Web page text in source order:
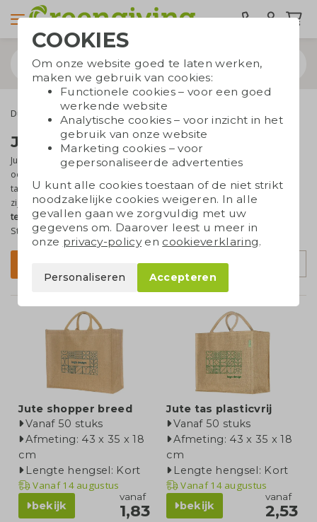
Duurzame tassen Draagtassen Jute tassen
Jute tassen bedrukken
Jute tassen zijn alleskunners. Ze zijnstevig,duurzaamen hebben
ook nog eens een mooie,
tassen zijn gemaakt van plantaardige vezels die tot sterke draden
zijn gesponnen. Ze kunnen wordenbedrukt met je logo of
tekst voor een leuk en effectief relatiegeschenk. Heb je vragen?
Stel ze gerust, onze productspecialist helpt je graag!
Sorteer op
Jute shopper breed
Vanaf 50 stuks
Afmeting: 43 x 35 x 18
cm
Lengte hengsel: Kort
Vanaf14 augustus
bekijk
vanaf
1,83
Jute tas plasticvrij
Vanaf 50 stuks
Afmeting: 43 x 35 x 18
cm
Lengte hengsel: Kort
Vanaf14 augustus
bekijk
vanaf
2,53
COOKIES
Om onze website goed te laten werken,
maken we gebruik van cookies:
Functionele cookies – voor een goed
werkende website
Analytische cookies – voor inzicht in het
gebruik van onze website
Marketing cookies – voor
gepersonaliseerde advertenties
U kunt alle cookies toestaan of de niet strikt
noodzakelijke cookies weigeren. In alle
gevallen gaan we zorgvuldig met uw
gegevens om. Daarover leest u meer in
onze privacy-policyen cookieverklaring.
Personaliseren Accepteren